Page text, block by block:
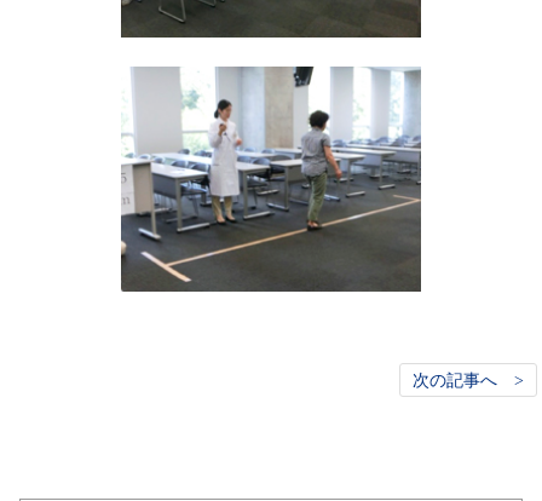
次の記事へ >